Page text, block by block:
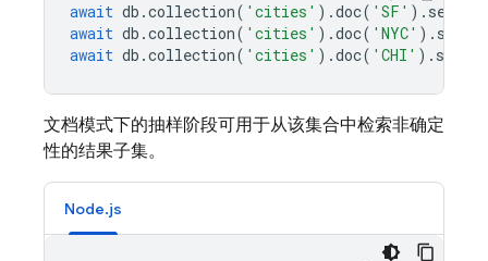
await db .collection( 'cities' ).doc( 'SF' ). set
await db .collection( 'cities' ).doc( 'NYC' ). set
await db .collection( 'cities' ).doc( 'CHI' ). set
文档模式下的抽样阶段可用于从该集合中检索非确定
性的结果子集。
Node.js